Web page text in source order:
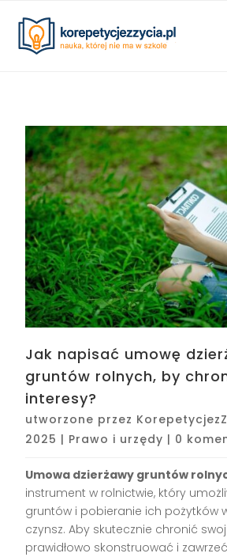
Jak napisać umowę
gruntów rolnych, by
interesy?
utworzone przez
2025 | Prawo i urzędy | 0
Umowa dzierżawy gruntów
instrument w rolnictwie, który
gruntów i pobieranie ich pożytków
czynsz. Aby skutecznie chronić
prawidłowo skonstruować i